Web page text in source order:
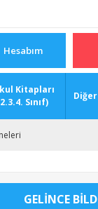
Hesabım
Kitapları
Sınıf)
GELİNCE